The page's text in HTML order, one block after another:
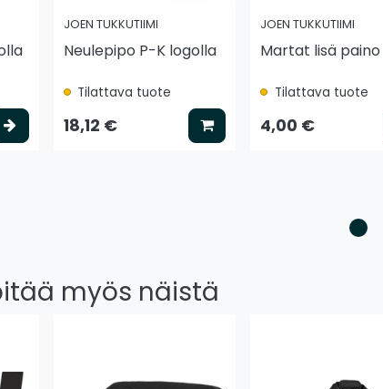
Valitse vaihtoehto
JOEN TUKKUTIIMI
Neulepipo P-K logolla
Tilattava tuote
18,12 € Lisää koriin
JOEN TUKKUTIIMI
Martat lisä paino
Tilattava tuote
4,00 €
myös näistä